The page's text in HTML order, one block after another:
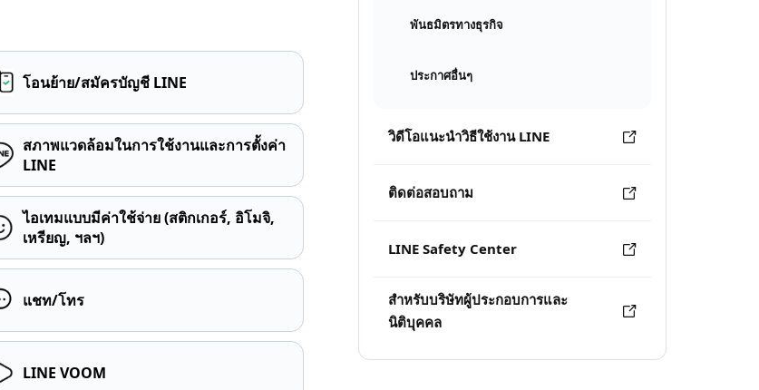
พันธมิตรทางธุรกิจ
ประกาศอื่นๆ
วิดีโอแนะนำวิธีใช้งาน LINE
ติดต่อสอบถาม
LINE Safety Center
สำหรับบริษัทผู้ประกอบการและ
นิติบุคคล
โอนย้าย/สมัครบัญชี LINE
สภาพแวดล้อมในการใช้งานและการตั้งค่า
LINE
ไอเทมแบบมีค่าใช้จ่าย (สติกเกอร์, อิโมจิ,
เหรียญ, ฯลฯ)
แชท/โทร
LINE VOOM